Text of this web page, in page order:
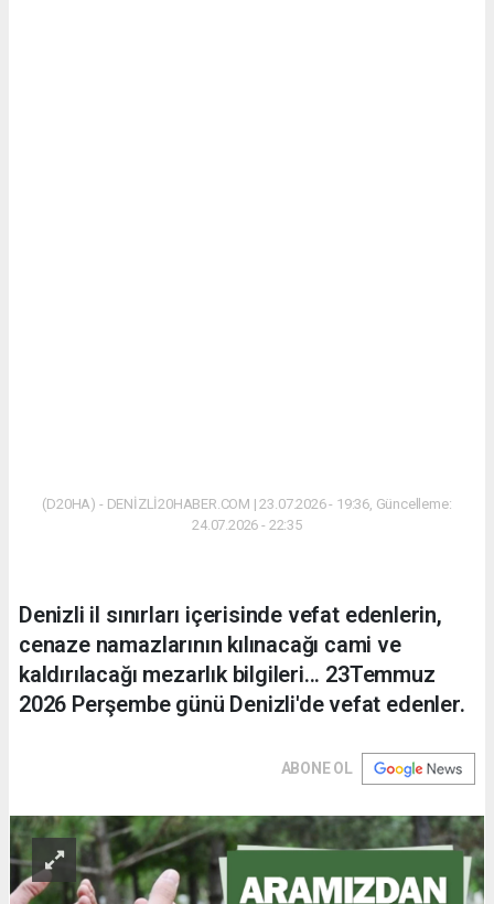
(D20HA) - DENİZLİ20HABER.COM | 23.07.2026 - 19:36, Güncelleme:
24.07.2026 - 22:35
Denizli il sınırları içerisinde vefat edenlerin,
cenaze namazlarının kılınacağı cami ve
kaldırılacağı mezarlık bilgileri... 23Temmuz
2026 Perşembe günü Denizli'de vefat edenler.
ABONE OL